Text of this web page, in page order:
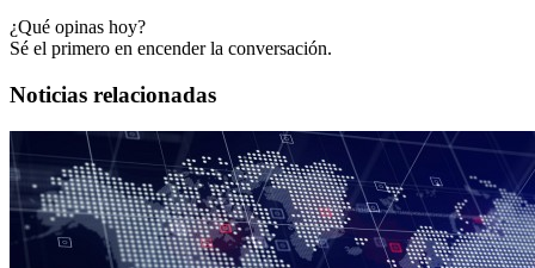
¿Qué opinas hoy?
Sé el primero en encender la conversación.
Noticias relacionadas